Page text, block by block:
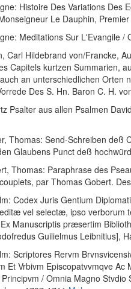
: Histoire Des Variations Des
Le Dauphin,
: Meditations Sur L'Evangile /
Carl Hildebrand von/Francke,
Capitels kurtzen Summarien,
an unterschiedlichen Orten
Des S. Hn. Baron C. H.
Psalter aus allen Psalmen
Thomas: Send-Schreiben deß
Glaubens Punct deß
Thomas: Paraphrase des
par Thomas Gobert.
: Codex Juris Gentium
vel selectæ, ipso verborum
Manuscriptis præsertim
Guilielmus Leibnitius],
: Scriptores Rervm
Et Vrbivm Episcopatvvmqve
/ Omnia Magno